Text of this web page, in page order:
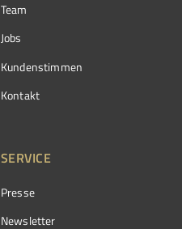
Team
Jobs
Kundenstimmen
Kontakt
SERVICE
Presse
Newsletter